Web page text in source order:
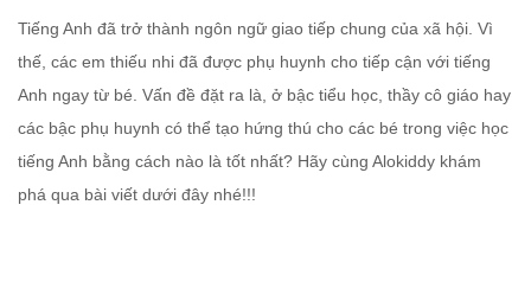
Tiếng Anh đã trở thành ngôn ngữ giao tiếp chung của xã hội. Vì
thế, các em thiếu nhi đã được phụ huynh cho tiếp cận với tiếng
Anh ngay từ bé. Vấn đề đặt ra là, ở bậc tiểu học, thầy cô giáo hay
các bậc phụ huynh có thể tạo hứng thú cho các bé trong việc học
tiếng Anh bằng cách nào là tốt nhất? Hãy cùng Alokiddy khám
phá qua bài viết dưới đây nhé!!!